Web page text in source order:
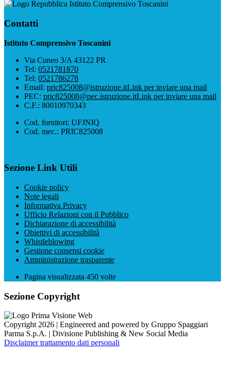
Istituto Comprensivo Toscanini
Contatti
Istituto Comprensivo Toscanini
Via Cuneo 3/A 43122 PR
Tel: 0521781870
Tel: 0521786278
Email: pric825008@istruzione.itLink per inviare una mail
PEC: pric825008@pec.istruzione.itLink per inviare una mail
C.F.: 80010970343
Cod. fornitori: UFJNIQ
Cod. mec.: PRIC825008
Sezione Link Utili
Cookie policy
Note legali
Informativa Privacy
Ufficio Relazioni con il Pubblico
Dichiarazione di accessibilità
Obiettivi di accessibilità
Whistleblowing
Gestione consensi cookie
Amministrazione trasparente
Pagina visualizzata 450 volte
Sezione Copyright
Copyright 2026 | Engineered and powered by Gruppo Spaggiari
Parma S.p.A. | Divisione Publishing & New Social Media
Disclaimer trattamento dati personali